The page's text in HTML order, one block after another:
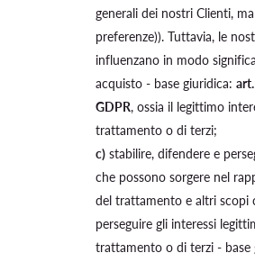
generali dei nostri Clienti,
preferenze)). Tuttavia, le
influenzano in modo
acquisto - base giuridica:
GDPR, ossia il legittimo
trattamento o di terzi;
c) stabilire, difendere e
che possono sorgere nel
del trattamento e altri scopi
perseguire gli interessi
trattamento o di terzi - base